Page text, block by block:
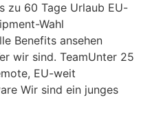
zu 60 Tage Urlaub EU-
Wahl
Benefits ansehen
wir sind. TeamUnter 25
EU-weit
Wir sind ein junges